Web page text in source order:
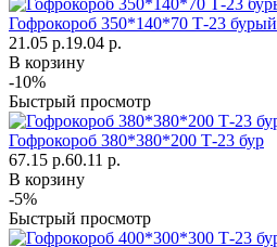
Гофрокороб 350*140*70 Т-23 бурый
21.05 р.19.04 р.
В корзину
-10%
Быстрый просмотр
Гофрокороб 380*380*200 Т-23 бур
67.15 р.60.11 р.
В корзину
-5%
Быстрый просмотр